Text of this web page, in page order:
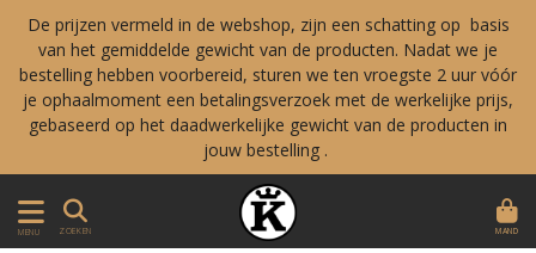
De prijzen vermeld in de webshop, zijn een schatting op basis
van het gemiddelde gewicht van de producten. Nadat we je
bestelling hebben voorbereid, sturen we ten vroegste 2 uur vóór
je ophaalmoment een betalingsverzoek met de werkelijke prijs,
gebaseerd op het daadwerkelijke gewicht van de producten in
jouw bestelling .
MENU ZOEKEN MAND